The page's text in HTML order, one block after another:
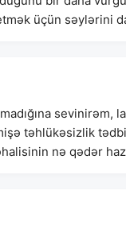
üçün səylərini
sevinirəm,
təhlükəsizlik
nə qədər